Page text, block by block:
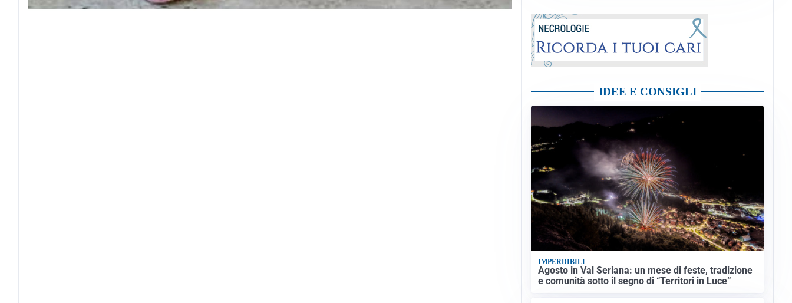
IDEE E CONSIGLI
IMPERDIBILI
Agosto in Val Seriana: un mese di feste, tradizione
e comunità sotto il segno di “Territori in Luce”